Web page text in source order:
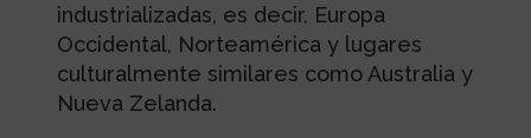
industrializadas, es decir, Europa
Occidental, Norteamérica y lugares
culturalmente similares como Australia y
Nueva Zelanda.